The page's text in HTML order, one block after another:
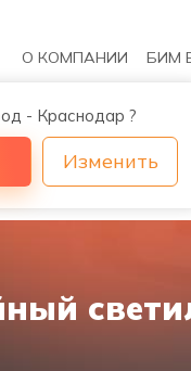
- Краснодар ?
Изменить
О КОМПАНИИ БИМ